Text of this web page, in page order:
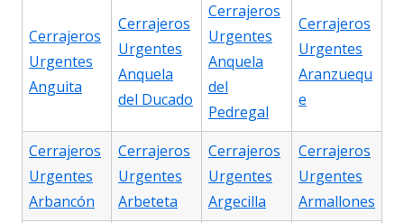
Cerrajeros
Urgentes
Anguita
Cerrajeros
Urgentes
Anquela
del Ducado
Cerrajeros
Urgentes
Anquela
del
Pedregal
Cerrajeros
Urgentes
Aranzuequ
e
Cerrajeros
Urgentes
Arbancón
Cerrajeros
Urgentes
Arbeteta
Cerrajeros
Urgentes
Argecilla
Cerrajeros
Urgentes
Armallones